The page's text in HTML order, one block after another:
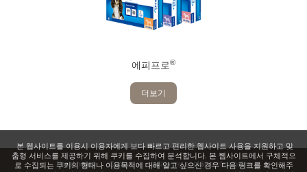
에피프로®
더보기
Legal notice Contact update my cookie preferencies
본 웹사이트를 이용시 이용자에게 보다 빠르고 편리한 웹사이트 사용을 지원하고 맞
춤형 서비스를 제공하기 위해 쿠키를 수집하여 분석합니다. 본 웹사이트에서 구체적으
로 수집되는 쿠키의 형태나 이용목적에 대해 알고 싶으신 경우 다음 링크를 확인해주